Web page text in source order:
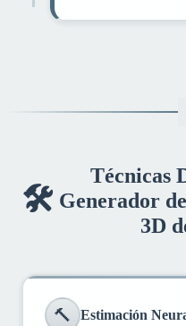
🛠️
Técnicas
Generador
3D
🔨 Estimación